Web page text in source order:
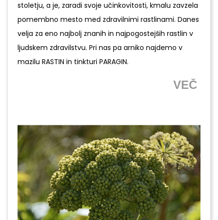
stoletju, a je, zaradi svoje učinkovitosti, kmalu zavzela
pomembno mesto med zdravilnimi rastlinami. Danes
velja za eno najbolj znanih in najpogostejših rastlin v
ljudskem zdravilstvu. Pri nas pa arniko najdemo v
mazilu RASTIN in tinkturi PARAGIN.
VEČ